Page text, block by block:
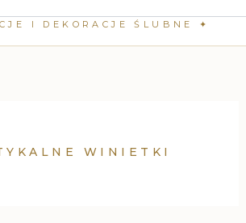
WINIETKI